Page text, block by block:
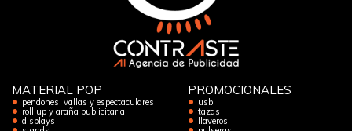
MATERIAL POP
pendones, vallas y espectaculares
roll up y araña publicitaria
displays
PROMOCIONALES
usb
tazas
llaveros